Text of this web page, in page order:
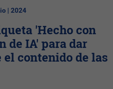
| 2024
'Hecho con
de IA' para dar
el contenido de las